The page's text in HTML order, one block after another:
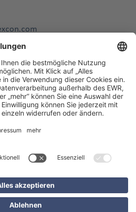
ex:tracked - Cloudsoftware
Telemetriedaten